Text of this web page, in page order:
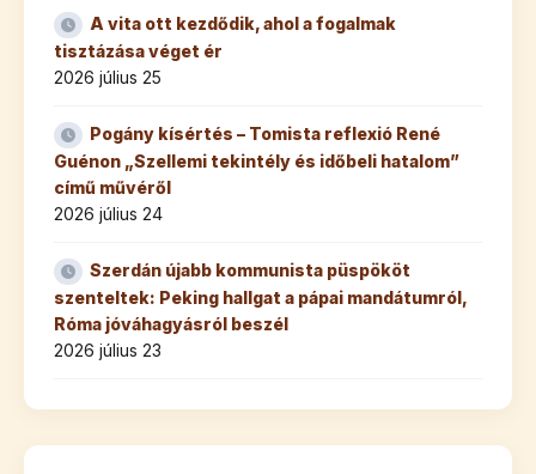
A vita ott kezdődik, ahol a fogalmak
tisztázása véget ér
2026 július 25
Pogány kísértés – Tomista reflexió René
Guénon „Szellemi tekintély és időbeli hatalom”
című művéről
2026 július 24
Szerdán újabb kommunista püspököt
szenteltek: Peking hallgat a pápai mandátumról,
Róma jóváhagyásról beszél
2026 július 23